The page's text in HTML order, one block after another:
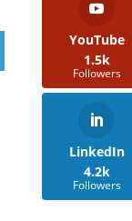
YouTube
1.5k
Followers
LinkedIn
4.2k
Followers